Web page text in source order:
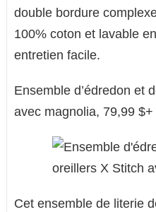
double bordure
100% coton et lavable
entretien facile.
Ensemble d’édredon et
avec magnolia, 79,99 $+
Cet ensemble de literie